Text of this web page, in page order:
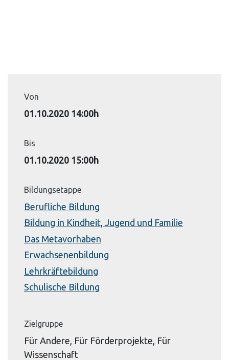
Von
01.10.2020 14:00h
Bis
01.10.2020 15:00h
Bildungsetappe
Berufliche Bildung
Bildung in Kindheit, Jugend und Familie
Das Metavorhaben
Erwachsenenbildung
Lehrkräftebildung
Schulische Bildung
Zielgruppe
Für Andere, Für Förderprojekte, Für
Wissenschaft